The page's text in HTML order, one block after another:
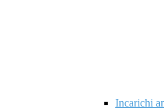
Incarichi